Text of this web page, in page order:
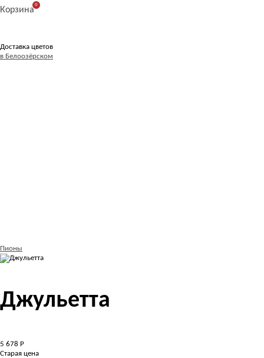
Корзина
0
Доставка цветов
в Белоозёрском
Пионы
Джульетта
5 678 Р
Старая цена